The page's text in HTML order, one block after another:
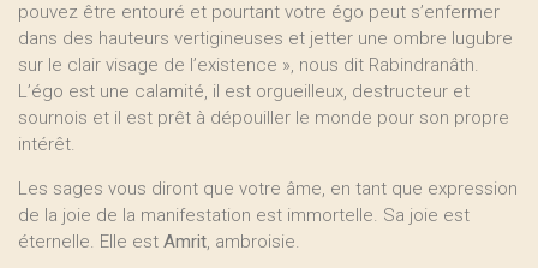
pouvez être entouré et pourtant votre égo peut s’enfermer
dans des hauteurs vertigineuses et jetter une ombre lugubre
sur le clair visage de l’existence », nous dit Rabindranâth.
L’égo est une calamité, il est orgueilleux, destructeur et
sournois et il est prêt à dépouiller le monde pour son propre
intérêt.
Les sages vous diront que votre âme, en tant que expression
de la joie de la manifestation est immortelle. Sa joie est
éternelle. Elle est Amrit, ambroisie.